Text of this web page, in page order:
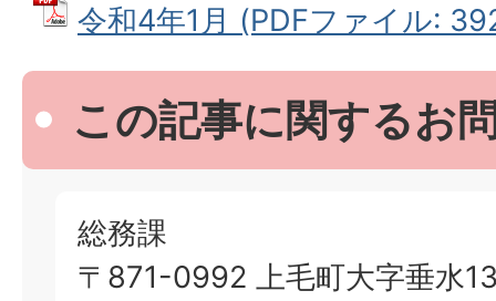
令和4年1月 (PDFファイル:
この記事に関するお
総務課
〒871-0992 上毛町大字垂水